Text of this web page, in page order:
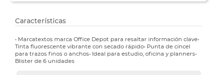
Características
• Marcatextos marca Office Depot para resaltar información clave•
Tinta fluorescente vibrante con secado rápido• Punta de cincel
para trazos finos o anchos• Ideal para estudio, oficina y planners•
Blister de 6 unidades